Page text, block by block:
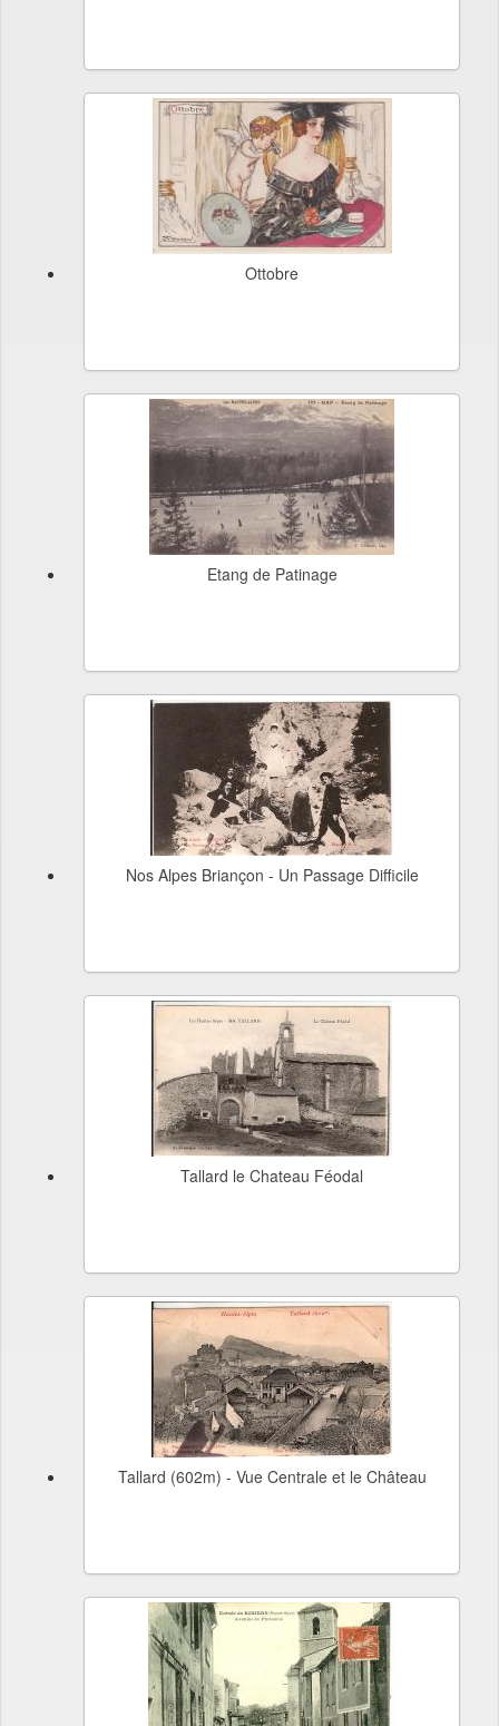
Ottobre
Etang de Patinage
Nos Alpes Briançon - Un Passage Difficile
Tallard le Chateau Féodal
Tallard (602m) - Vue Centrale et le Château